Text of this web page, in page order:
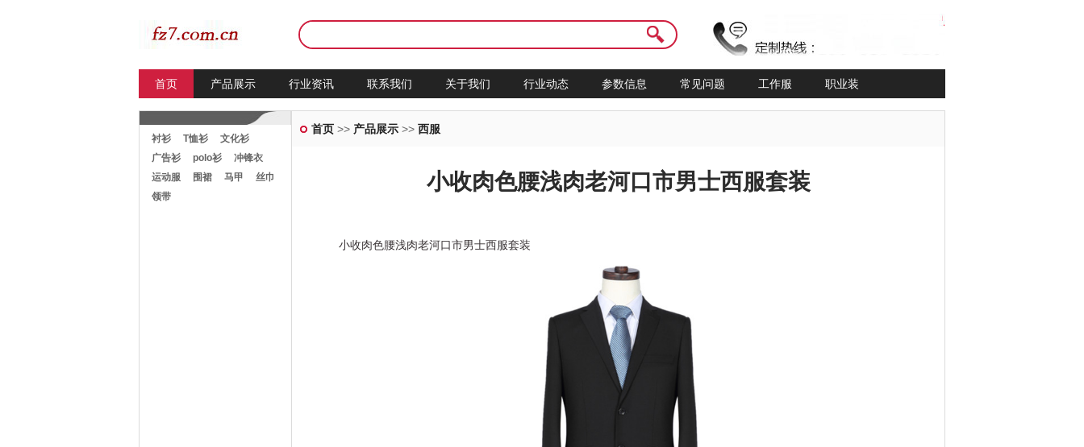
首页 产品展示 行业资讯 联系我们 关于我们 行业动态 参数信息 常见问题 工作服 职业装
首页 >> 产品展示 >>西服
小收肉色腰浅肉老河口市男士西服套装
小收肉色腰浅肉老河口市男士西服套装
衬衫 T恤衫
文化衫
广告衫
polo衫
冲锋衣
运动服
围裙 马甲
丝巾
领带